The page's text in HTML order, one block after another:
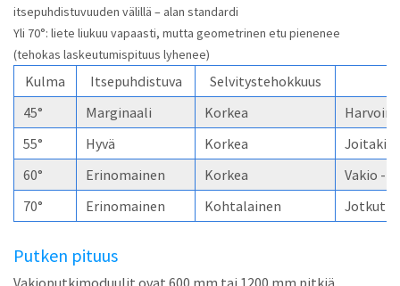
itsepuhdistuvuuden välillä – alan standardi
Yli 70°: liete liukuu vapaasti, mutta geometrinen etu pienenee
(tehokas laskeutumispituus lyhenee)
Kulma Itsepuhdistuva
Selvitystehokkuus
45°
Marginaali Korkea
Harvoin
55°
Hyvä Korkea
Joitakin
60°
Erinomainen Korkea
Vakio -
70°
Erinomainen Kohtalainen Jotkut
Putken pituus